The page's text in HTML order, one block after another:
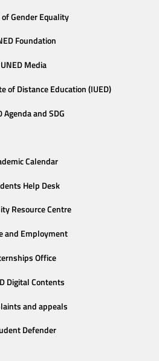
Gender Equality
Foundation
UNED Media
of Distance Education (IUED)
Agenda and SDG
Calendar
Help Desk
Resource Centre
and Employment
Office
Digital Contents
and appeals
Defender